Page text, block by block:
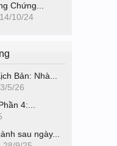
Chứng...
14/10/24
Bản: Nhà...
5/26
4:...
sau ngày...